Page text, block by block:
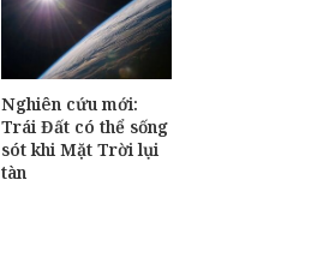
Nghiên cứu mới:
Trái Đất có thể sống
sót khi Mặt Trời lụi
tàn